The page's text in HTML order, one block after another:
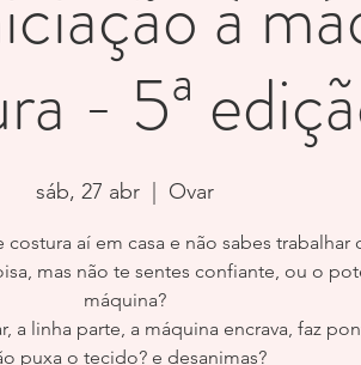
- 5ª
sáb, 27 abr
  |
Ovar
costura aí em casa e não sabes trabalhar
mas não te sentes confiante, ou o
máquina?
a linha parte, a máquina encrava, faz
puxa o tecido? e desanimas?